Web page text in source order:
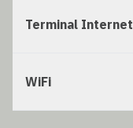
Terminal Internet
WiFi